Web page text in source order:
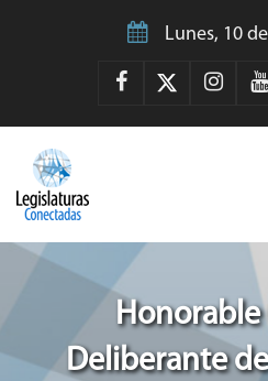
Lunes, 10
Honorable
Deliberante